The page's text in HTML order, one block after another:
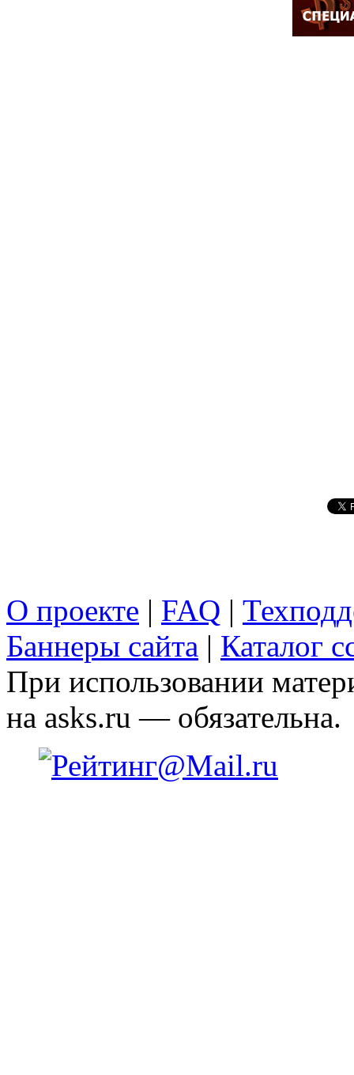
О проекте | FAQ |
Баннеры сайта | Каталог
При использовании
на asks.ru — обязательна.